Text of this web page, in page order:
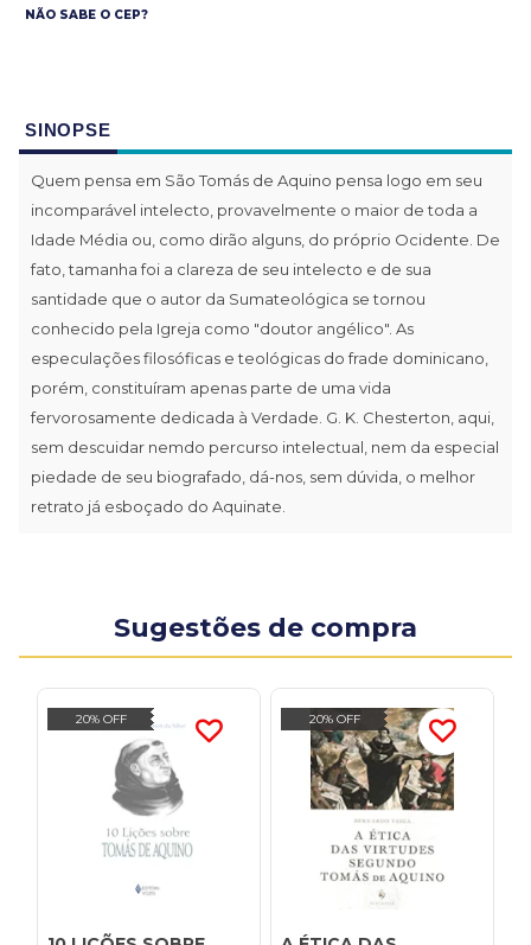
NÃO SABE O CEP?
SINOPSE
Quem pensa em São Tomás de Aquino pensa logo em seu
incomparável intelecto, provavelmente o maior de toda a
Idade Média ou, como dirão alguns, do próprio Ocidente. De
fato, tamanha foi a clareza de seu intelecto e de sua
santidade que o autor da Sumateológica se tornou
conhecido pela Igreja como "doutor angélico". As
especulações filosóficas e teológicas do frade dominicano,
porém, constituíram apenas parte de uma vida
fervorosamente dedicada à Verdade. G. K. Chesterton, aqui,
sem descuidar nemdo percurso intelectual, nem da especial
piedade de seu biografado, dá-nos, sem dúvida, o melhor
retrato já esboçado do Aquinate.
Sugestões de compra
20% OFF 20% OFF